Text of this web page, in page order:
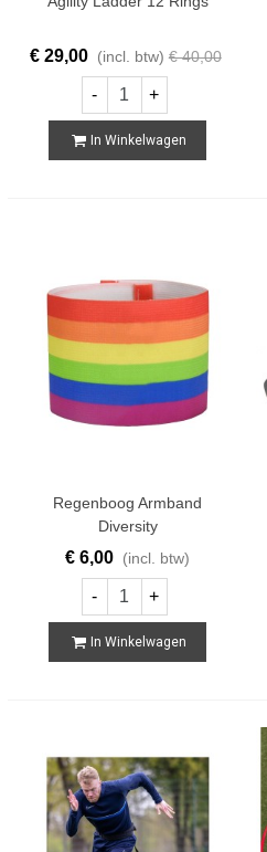
€ 29,00 (incl. btw) € 40,00
- +
In Winkelwagen
Regenboog Armband
Diversity
€ 6,00 (incl. btw)
- +
In Winkelwagen